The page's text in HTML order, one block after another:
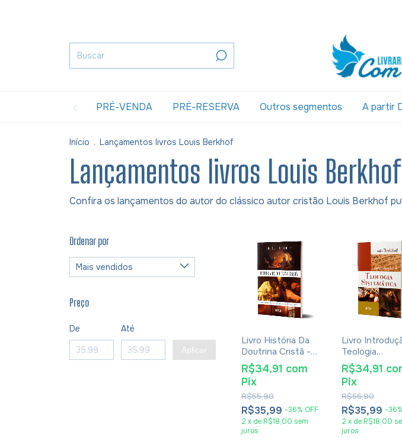
PRÉ-VENDA PRÉ-RESERVA Outros segmentos A partir
Início . Lançamentos livros Louis Berkhof
Lançamentos livros Louis Berkhof
Confira os lançamentos do autor do clássico autor cristão Louis Berkhof
Ordenar por
Preço
De Até
Aplicar
Livro História Da
Doutrina Cristã -
Louis Berkhof
R$35,99 -36% OFF
R$55,90
R$34,91 com
Pix
2 x de R$18,00 sem
juros
Livro
Teologia
Sistemática -
Berkhof
R$35,99 -36%
R$55,90
R$34,91
Pix
2 x de R$18,00
juros